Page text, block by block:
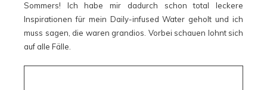
Sommers! Ich habe mir dadurch schon total leckere
Inspirationen für mein Daily-infused Water geholt und ich
muss sagen, die waren grandios. Vorbei schauen lohnt sich
auf alle Fälle.